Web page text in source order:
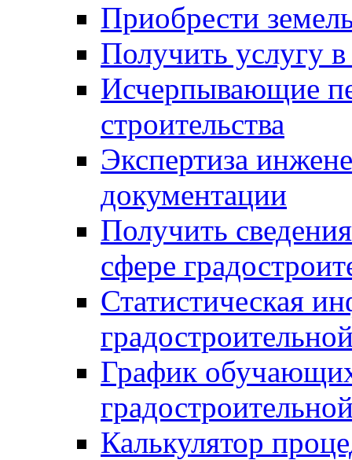
Приобрести
Получить услугу в
Исчерпывающие
строительства
Экспертиза
документации
Получить
сфере
Статистическая
График
Калькулятор